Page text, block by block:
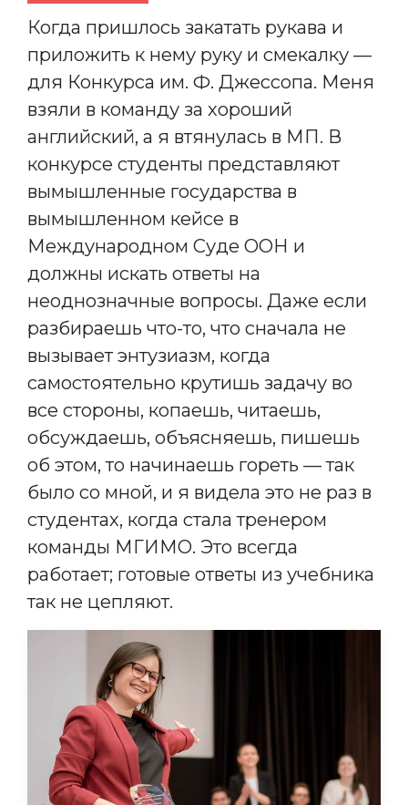
Когда пришлось закатать рукава и
приложить к нему руку и смекалку —
для Конкурса им. Ф. Джессопа. Меня
взяли в команду за хороший
английский, а я втянулась в МП. В
конкурсе студенты представляют
вымышленные государства в
вымышленном кейсе в
Международном Суде ООН и
должны искать ответы на
неоднозначные вопросы. Даже если
разбираешь что-то, что сначала не
вызывает энтузиазм, когда
самостоятельно крутишь задачу во
все стороны, копаешь, читаешь,
обсуждаешь, объясняешь, пишешь
об этом, то начинаешь гореть — так
было со мной, и я видела это не раз в
студентах, когда стала тренером
команды МГИМО. Это всегда
работает; готовые ответы из учебника
так не цепляют.